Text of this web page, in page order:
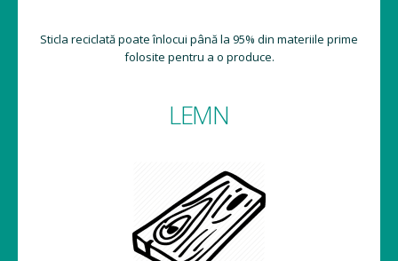
Sticla reciclată poate înlocui până la 95% din materiile prime
folosite pentru a o produce.
LEMN